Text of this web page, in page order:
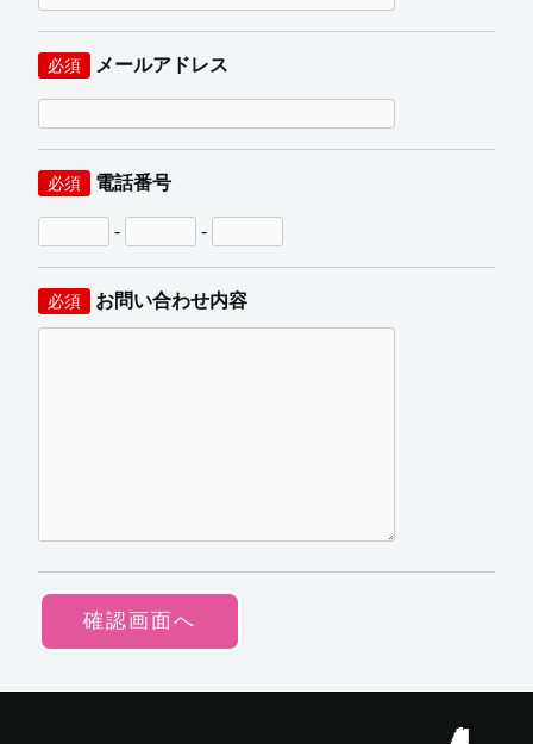
必須 メールアドレス
必須 電話番号
- -
必須 お問い合わせ内容